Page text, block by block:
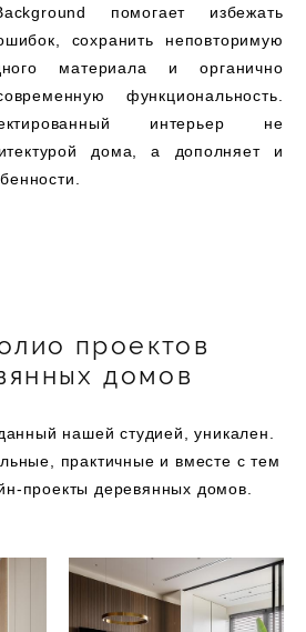
помогает избежать
сохранить неповторимую
материала и органично
функциональность.
интерьер не
дома, а дополняет и
проектов
домов
нашей студией, уникален.
практичные и вместе с тем
проекты деревянных домов.